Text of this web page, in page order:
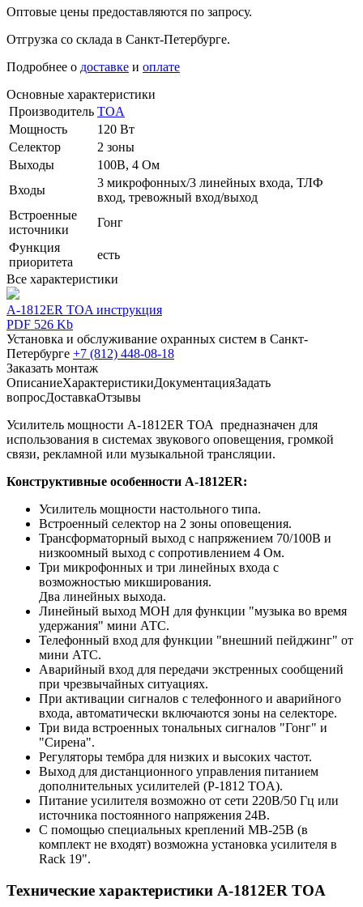
Оптовые цены предоставляются по запросу.
Отгрузка со склада в Санкт-Петербурге.
Подробнее о доставке и оплате
Основные характеристики
Производитель TOA
Мощность
120 Вт
Селектор
2 зоны
Выходы
100В, 4 Ом
Входы
3 микрофонных/3 линейных входа, ТЛФ
вход, тревожный вход/выход
Встроенные
источники
Гонг
Функция
приоритета
есть
Все характеристики
A-1812ER TOA инструкция
PDF 526 Kb
Установка и обслуживание охранных систем в Санкт-
Петербурге +7 (812) 448-08-18
Заказать монтаж
ОписаниеХарактеристикиДокументацияЗадать
вопросДоставкаОтзывы
Усилитель мощности A-1812ER ТОА предназначен для
использования в системах звукового оповещения, громкой
связи, рекламной или музыкальной трансляции.
Конструктивные особенности A-1812ER:
Усилитель мощности настольного типа.
Встроенный селектор на 2 зоны оповещения.
Трансформаторный выход с напряжением 70/100В и
низкоомный выход с сопротивлением 4 Ом.
Три микрофонных и три линейных входа с
возможностью микширования.
Два линейных выхода.
Линейный выход MOH для функции "музыка во время
удержания" мини АТС.
Телефонный вход для функции "внешний пейджинг" от
мини АТС.
Аварийный вход для передачи экстренных сообщений
при чрезвычайных ситуациях.
При активации сигналов с телефонного и аварийного
входа, автоматически включаются зоны на селекторе.
Три вида встроенных тональных сигналов "Гонг" и
"Сирена".
Регуляторы тембра для низких и высоких частот.
Выход для дистанционного управления питанием
дополнительных усилителей (P-1812 TOA).
Питание усилителя возможно от сети 220В/50 Гц или
источника постоянного напряжения 24В.
С помощью специальных креплений MB-25B (в
комплект не входят) возможна установка усилителя в
Rack 19".
Технические характеристики A-1812ER TOA